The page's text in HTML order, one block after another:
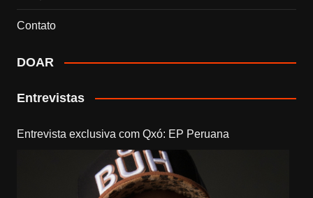
Contato
DOAR
Entrevistas
Entrevista exclusiva com Qxó: EP Peruana